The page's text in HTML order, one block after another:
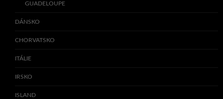
GUADELOUPE
DÁNSKO
CHORVATSKO
ITÁLIE
IRSKO
ISLAND